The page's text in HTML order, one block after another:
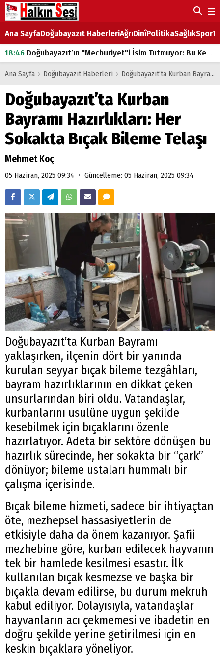
Ana SayfaDoğubayazıt HaberleriAğrıDinîPolitikaSağlıkSpor
18:46 Doğubayazıt’ın "Mecburiyet"i İsim Tutmuyor: Bu Kez de Mem u Zîn Oldu!
07:53Doğubayazıt’ta Ekmek Fiyatlarına Zam
Doğubayazıt'ta çocukların sırtındaki ağır yük
07:00 DEVLET ve HÜKÜMET
18:29ÇARŞI CADDESİ YAZ BOZ TAHTASI
Ana Sayfa › Doğubayazıt Haberleri › Doğubayazıt’ta Kurban Bayramı Hazırlıkları: Her Sokakta Bıçak Bileme Telaşı
Doğubayazıt’ta Kurban
Bayramı Hazırlıkları: Her
Sokakta Bıçak Bileme Telaşı
Mehmet Koç
05 Haziran, 2025 09:34 • Güncelleme: 05 Haziran, 2025 09:34
Doğubayazıt’ta Kurban Bayramı
yaklaşırken, ilçenin dört bir yanında
kurulan seyyar bıçak bileme tezgâhları,
bayram hazırlıklarının en dikkat çeken
unsurlarından biri oldu. Vatandaşlar,
kurbanlarını usulüne uygun şekilde
kesebilmek için bıçaklarını özenle
hazırlatıyor. Adeta bir sektöre dönüşen bu
hazırlık sürecinde, her sokakta bir “çark”
dönüyor; bileme ustaları hummalı bir
çalışma içerisinde.
Bıçak bileme hizmeti, sadece bir ihtiyaçtan
öte, mezhepsel hassasiyetlerin de
etkisiyle daha da önem kazanıyor. Şafii
mezhebine göre, kurban edilecek hayvanın
tek bir hamlede kesilmesi esastır. İlk
kullanılan bıçak kesmezse ve başka bir
bıçakla devam edilirse, bu durum mekruh
kabul ediliyor. Dolayısıyla, vatandaşlar
hayvanların acı çekmemesi ve ibadetin en
doğru şekilde yerine getirilmesi için en
keskin bıçaklara yöneliyor.